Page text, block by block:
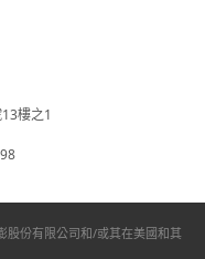
樓之1
股份有限公司和/或其在美國和其